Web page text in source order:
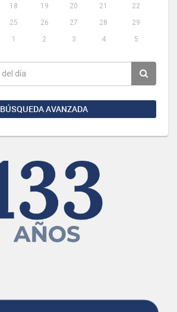
18 19 20 21
22
25 26 27 28
29
1 2 3 4 5
BÚSQUEDA AVANZADA